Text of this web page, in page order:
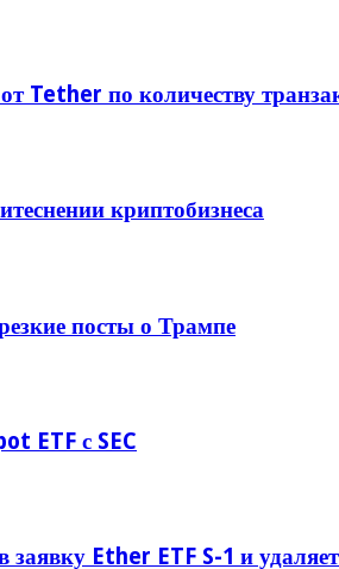
Tether по количеству
криптобизнеса
посты о Трампе
ETF с SEC
Ether ETF S-1 и удаляет